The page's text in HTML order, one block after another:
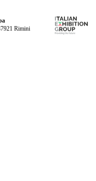
Rimini